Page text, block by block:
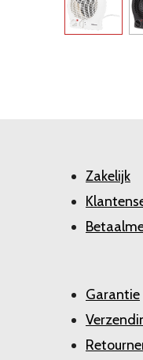
Zakelijk
Garantie